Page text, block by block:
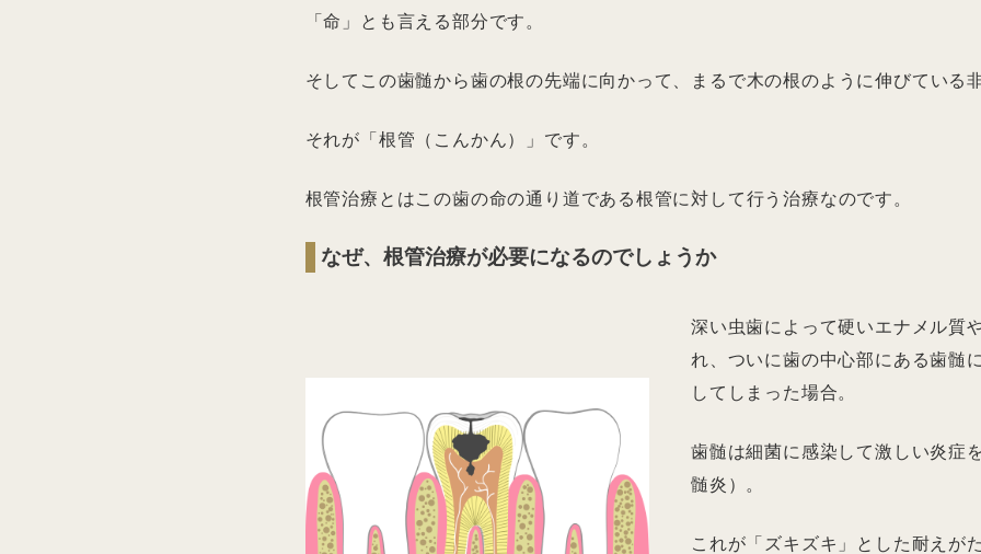
「命」とも言える部分です。
そしてこの歯髄から歯の根の先端に向かって、まるで木の根のように伸びている
それが「根管（こんかん）」です。
根管治療とはこの歯の命の通り道である根管に対して行う治療なのです。
なぜ、根管治療が必要になるのでしょうか
深い虫歯によって硬いエナメル質
れ、ついに歯の中心部にある歯髄
してしまった場合。
歯髄は細菌に感染して激しい炎症
髄炎）。
これが「ズキズキ」とした耐えが